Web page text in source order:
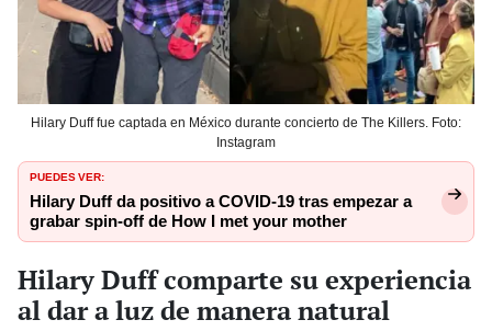
Hilary Duff fue captada en México durante concierto de The Killers. Foto:
Instagram
PUEDES VER:
Hilary Duff da positivo a COVID-19 tras empezar a
grabar spin-off de How I met your mother
Hilary Duff comparte su experiencia
al dar a luz de manera natural